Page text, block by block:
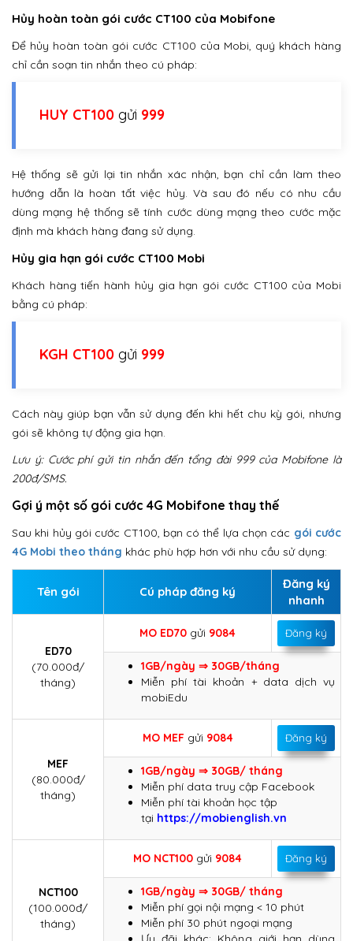
Hủy hoàn toàn gói cước CT100 của Mobifone
Để hủy hoàn toàn gói cước CT100 của Mobi, quý khách hàng
chỉ cần soạn tin nhắn theo cú pháp:
HUY CT100 gửi 999
Hệ thống sẽ gửi lại tin nhắn xác nhận, bạn chỉ cần làm theo
hướng dẫn là hoàn tất việc hủy. Và sau đó nếu có nhu cầu
dùng mạng hệ thống sẽ tính cước dùng mạng theo cước mặc
định mà khách hàng đang sử dụng.
Hủy gia hạn gói cước CT100 Mobi
Khách hàng tiến hành hủy gia hạn gói cước CT100 của Mobi
bằng cú pháp:
KGH CT100 gửi 999
Cách này giúp bạn vẫn sử dụng đến khi hết chu kỳ gói, nhưng
gói sẽ không tự động gia hạn.
Lưu ý: Cước phí gửi tin nhắn đến tổng đài 999 của Mobifone là
200đ/SMS.
Gợi ý một số gói cước 4G Mobifone thay thế
Sau khi hủy gói cước CT100, bạn có thể lựa chọn các gói cước
4G Mobi theo tháng khác phù hợp hơn với nhu cầu sử dụng:
Tên gói Cú pháp đăng ký
Đăng ký
nhanh
ED70
(70.000đ/
tháng)
MO ED70 gửi 9084 Đăng ký
1GB/ngày ⇒ 30GB/tháng
Miễn phí tài khoản + data dịch vụ
mobiEdu
MEF
(80.000đ/
tháng)
MO MEF gửi 9084 Đăng ký
1GB/ngày ⇒ 30GB/ tháng
Miễn phí data truy cập Facebook​
Miễn phí tài khoản học tập
tại https://mobienglish.vn
NCT100
(100.000đ/
tháng)
MO NCT100 gửi 9084 Đăng ký
1GB/ngày ⇒ 30GB/ tháng
Miễn phí gọi nội mạng < 10 phút
Miễn phí 30 phút ngoại mạng